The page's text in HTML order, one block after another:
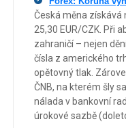
Česká měna získává
25,30 EUR/CZK. Při
zahraničí – nejen
čísla z amerického
opětovný tlak.
ČNB, na kterém šly
nálada v bankovní
úrokové sazbě